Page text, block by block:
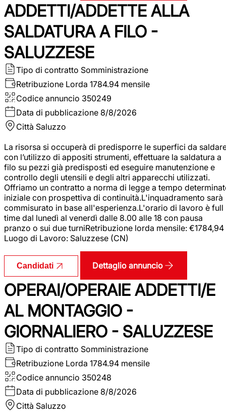
ADDETTI/ADDETTE ALLA
SALDATURA A FILO -
SALUZZESE
Tipo di contratto Somministrazione
Retribuzione Lorda 1784.94 mensile
Codice annuncio 350249
Data di pubblicazione 8/8/2026
Città Saluzzo
La risorsa si occuperà di predisporre le superfici da
con l’utilizzo di appositi strumenti, effettuare la saldatura a
filo su pezzi già predisposti ed eseguire manutenzione e
controllo degli utensili e degli altri apparecchi utilizzati.
Offriamo un contratto a norma di legge a tempo
iniziale con prospettiva di continuità.L'inquadramento sarà
commisurato in base all'esperienza.L'orario di lavoro è full
time dal lunedì al venerdì dalle 8.00 alle 18 con pausa
pranzo o sui due turniRetribuzione lorda mensile: €1784,94
Luogo di Lavoro: Saluzzese (CN)
Candidati Dettaglio annuncio
OPERAI/OPERAIE ADDETTI/E
AL MONTAGGIO -
GIORNALIERO - SALUZZESE
Tipo di contratto Somministrazione
Retribuzione Lorda 1784.94 mensile
Codice annuncio 350248
Data di pubblicazione 8/8/2026
Città Saluzzo